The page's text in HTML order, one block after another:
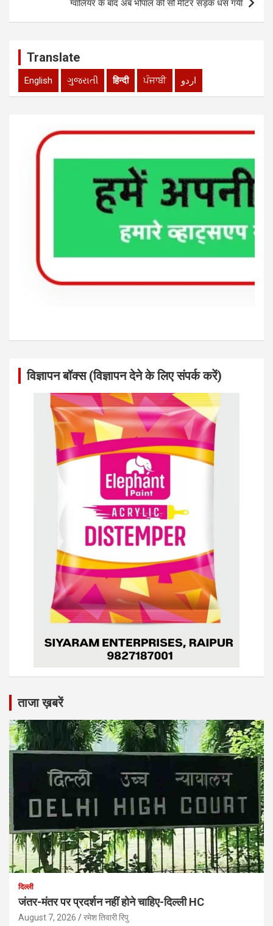
ग्वालियर के बाद अब भोपाल की सौ मीटर सड़क धस गयी
Translate
English ગુજરાતી हिन्दी ਪੰਜਾਬੀ اردو
विज्ञापन बॉक्स (विज्ञापन देने के लिए संपर्क करें)
ताजा ख़बरें
दिल्ली
जंतर-मंतर पर प्रदर्शन नहीं होने चाहिए-दिल्ली HC
August 7, 2026 रमेश तिवारी रिपु